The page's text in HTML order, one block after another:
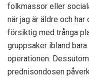
folkmassor eller
när jag är äldre och
försiktig med trånga
gruppsaker ibland
operationen.
prednisondosen